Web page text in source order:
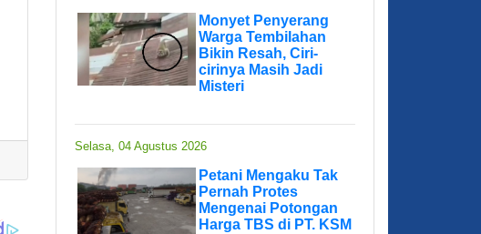
Monyet Penyerang
Warga Tembilahan
Bikin Resah, Ciri-
cirinya Masih Jadi
Misteri
Selasa, 04 Agustus 2026
Petani Mengaku Tak
Pernah Protes
Mengenai Potongan
Harga TBS di PT. KSM